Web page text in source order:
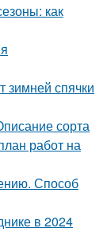
как
зимней спячки
сорта
работ на
Способ
в 2024